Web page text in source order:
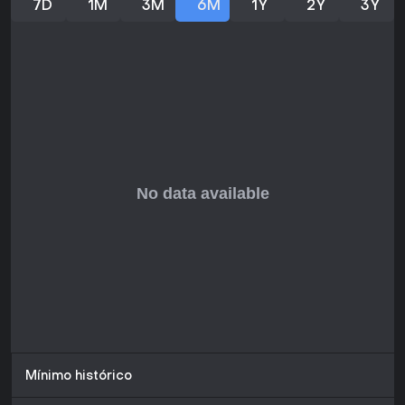
Exploración de un Chicago simulado con clima
7D 1M 3M 6M 1Y 2Y 3Y
Mínimo histórico